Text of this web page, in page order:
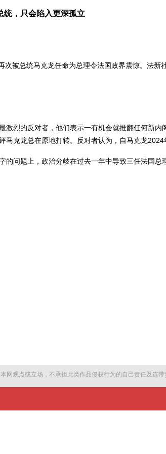
统，只会陷入更深孤立
次被总统马克龙任命为总理令法国政界震惊。法新
烈的反对者，他们表示一有机会就推翻任何新
克龙总在原地打转。反对者认为，自马克龙
的问题上，政治分歧在过去一年中导致三任法国总
观点或立场，不承担此类作品侵权行为的自己责任及连带